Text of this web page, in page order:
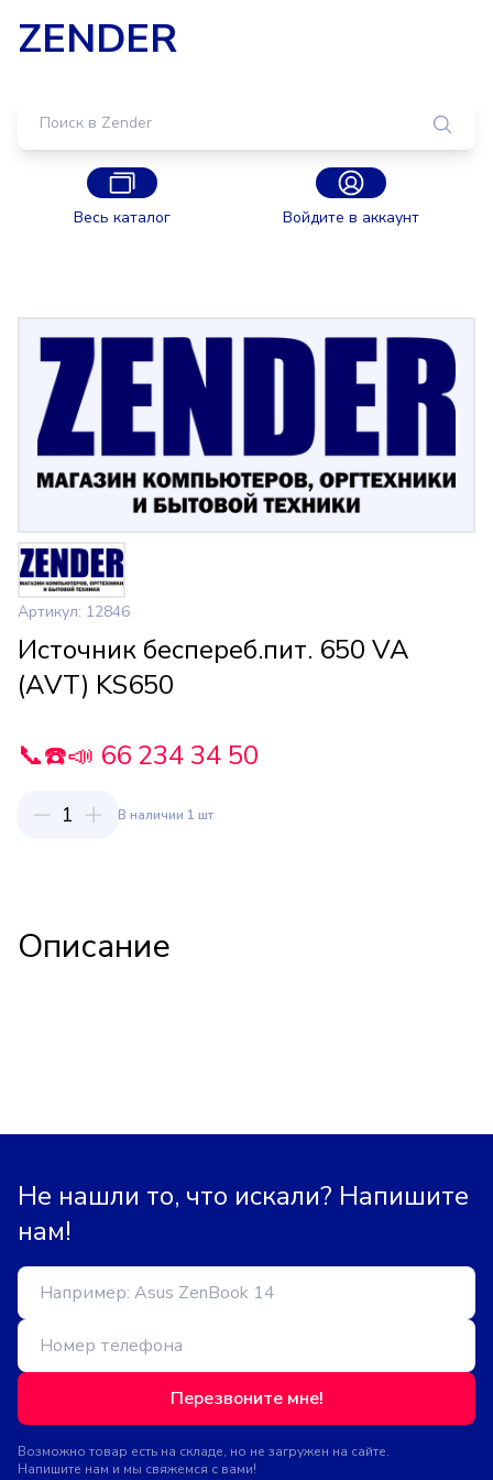
ZENDER
Весь каталог Войдите в аккаунт
Артикул: 12846
Источник беспереб.пит. 650 VA
(AVT) KS650
📞☎️📣 66 234 34 50
1 В наличии 1 шт
Описание
Не нашли то, что искали? Напишите
нам!
Перезвоните мне!
Возможно товар есть на складе, но не загружен на сайте.
Напишите нам и мы свяжемся с вами!